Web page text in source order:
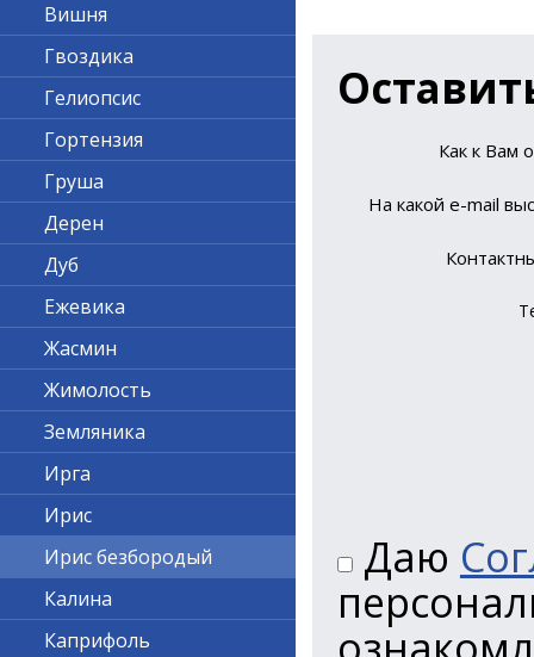
Как к Вам
На какой е-mail
Даю
Вишня
Гвоздика
Гелиопсис
Гортензия
Груша
Дерен
Дуб
Ежевика
Жасмин
Жимолость
Земляника
Ирга
Ирис
Ирис безбородый
Калина
Каприфоль